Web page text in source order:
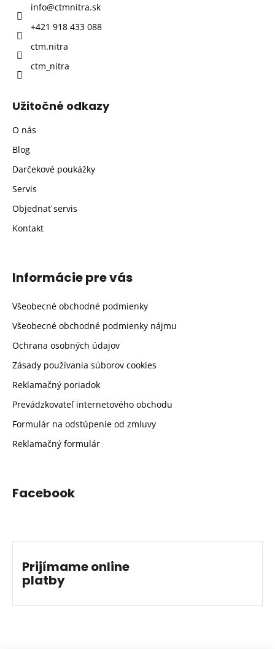
info@ctmnitra.sk
+421 918 433 088
ctm.nitra
ctm_nitra
Užitočné odkazy
O nás
Blog
Darčekové poukážky
Servis
Objednať servis
Kontakt
Informácie pre vás
Všeobecné obchodné podmienky
Všeobecné obchodné podmienky nájmu
Ochrana osobných údajov
Zásady používania súborov cookies
Reklamačný poriadok
Prevádzkovateľ internetového obchodu
Formulár na odstúpenie od zmluvy
Reklamačný formulár
Facebook
Prijímame online
platby